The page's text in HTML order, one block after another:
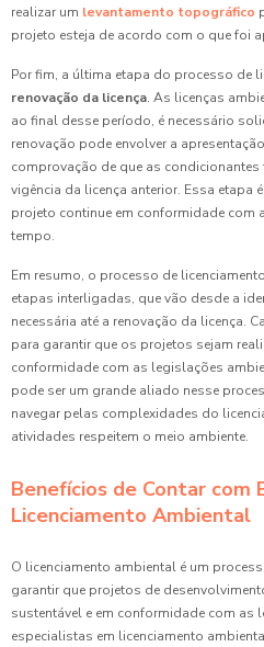
realizar um levantamento topográfico
projeto esteja de acordo com o que foi
Por fim, a última etapa do processo de
renovação da licença. As licenças
ao final desse período, é necessário
renovação pode envolver a
comprovação de que as
vigência da licença anterior. Essa etapa
projeto continue em conformidade
tempo.
Em resumo, o processo de
etapas interligadas, que vão desde a
necessária até a renovação da licença.
para garantir que os projetos sejam
conformidade com as legislações
pode ser um grande aliado nesse
navegar pelas complexidades do
atividades respeitem o meio ambiente.
Benefícios de Contar com
Licenciamento Ambiental
O licenciamento ambiental é um
garantir que projetos de
sustentável e em conformidade com as
especialistas em licenciamento